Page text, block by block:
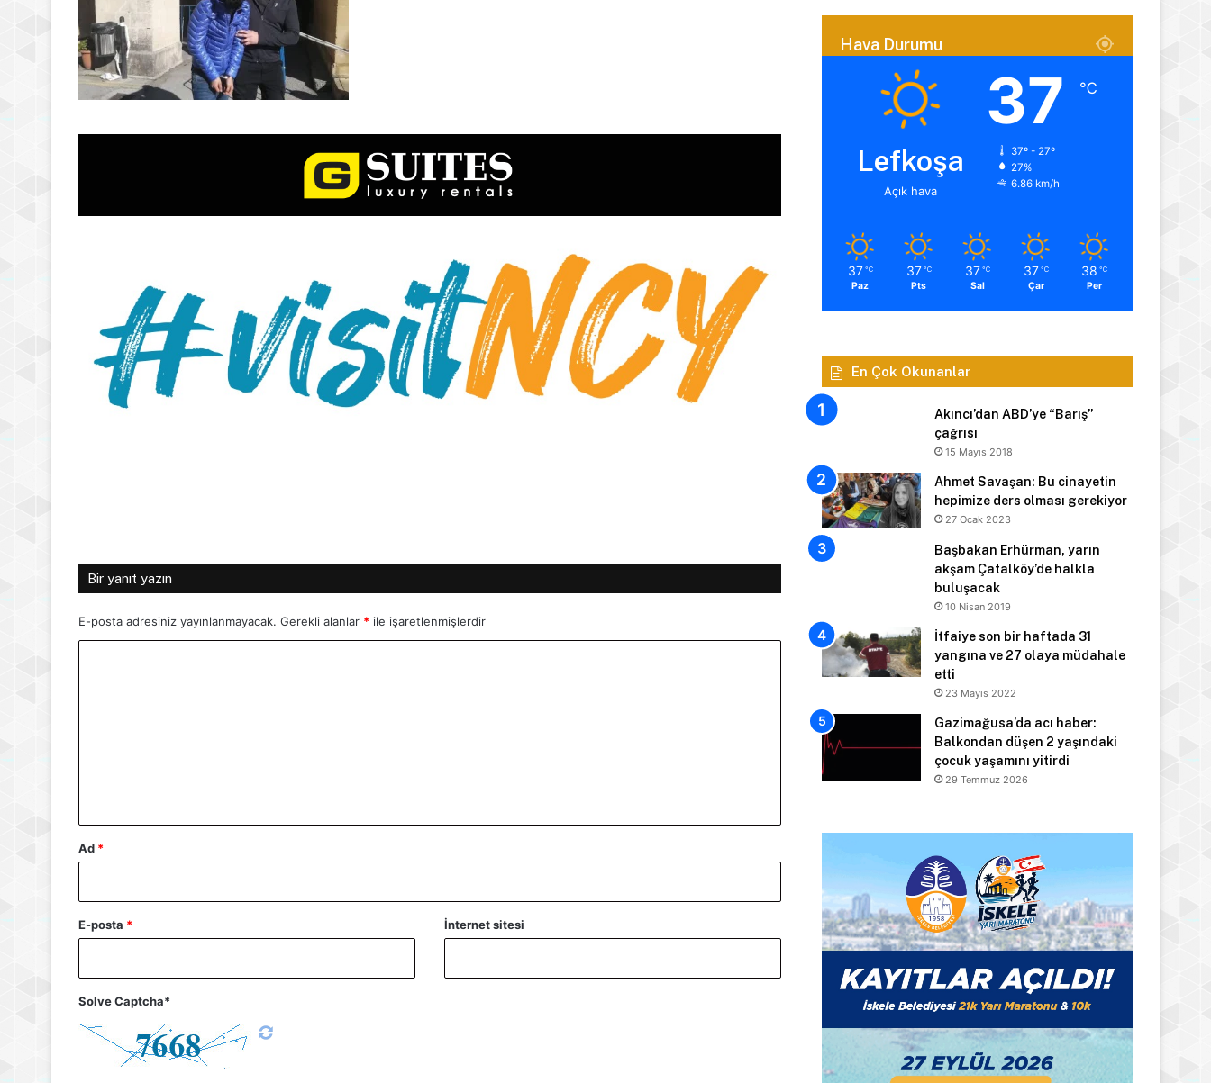
Bir yanıt yazın
E-posta adresiniz yayınlanmayacak. Gerekli alanlar * ile işaretlenmişlerdir
Ad *
E-posta * İnternet sitesi
Solve Captcha*
Hava Durumu
Lefkoşa
Açık hava
37 ℃
37º - 27º
27%
6.86 km/h
37 ℃
Paz
37 ℃
Pts
37 ℃
Sal
37 ℃
Çar
38 ℃
Per
En Çok Okunanlar
Akıncı’dan ABD’ye “Barış”
çağrısı
15 Mayıs 2018
Ahmet Savaşan: Bu cinayetin
hepimize ders olması gerekiyor
27 Ocak 2023
Başbakan Erhürman, yarın
akşam Çatalköy’de halkla
buluşacak
10 Nisan 2019
İtfaiye son bir haftada 31
yangına ve 27 olaya müdahale
etti
23 Mayıs 2022
Gazimağusa’da acı haber:
Balkondan düşen 2 yaşındaki
çocuk yaşamını yitirdi
29 Temmuz 2026